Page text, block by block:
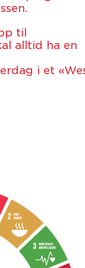
til
alltid ha en
i et